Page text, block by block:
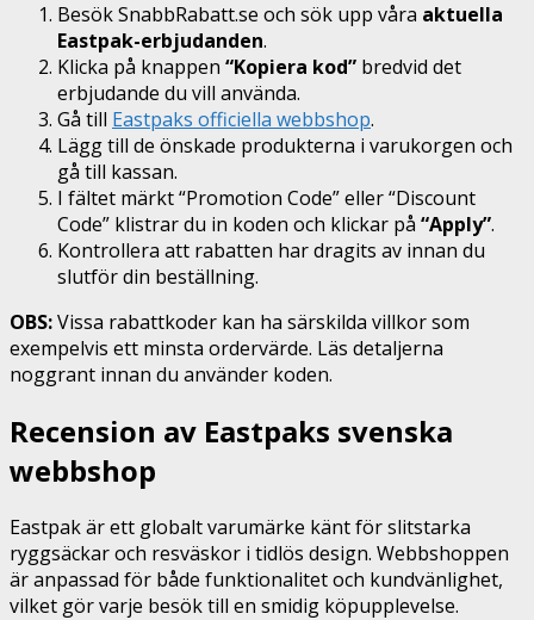
Besök SnabbRabatt.se och sök upp våra aktuella
Eastpak-erbjudanden.
Klicka på knappen “Kopiera kod” bredvid det
erbjudande du vill använda.
Gå till Eastpaks officiella webbshop.
Lägg till de önskade produkterna i varukorgen och
gå till kassan.
I fältet märkt “Promotion Code” eller “Discount
Code” klistrar du in koden och klickar på “Apply”.
Kontrollera att rabatten har dragits av innan du
slutför din beställning.
OBS:Vissa rabattkoder kan ha särskilda villkor som
exempelvis ett minsta ordervärde. Läs detaljerna
noggrant innan du använder koden.
Recension av Eastpaks svenska
webbshop
Eastpak är ett globalt varumärke känt för slitstarka
ryggsäckar och resväskor i tidlös design. Webbshoppen
är anpassad för både funktionalitet och kundvänlighet,
vilket gör varje besök till en smidig köpupplevelse.